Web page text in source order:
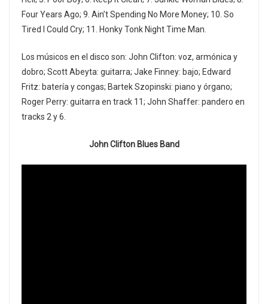
Four Years Ago; 9. Ain’t Spending No More Money; 10. So
Tired I Could Cry; 11. Honky Tonk Night Time Man.
Los músicos en el disco son: John Clifton: voz, armónica y
dobro; Scott Abeyta: guitarra; Jake Finney: bajo; Edward
Fritz: batería y congas; Bartek Szopinski: piano y órgano;
Roger Perry: guitarra en track 11; John Shaffer: pandero en
tracks 2 y 6.
John Clifton Blues Band